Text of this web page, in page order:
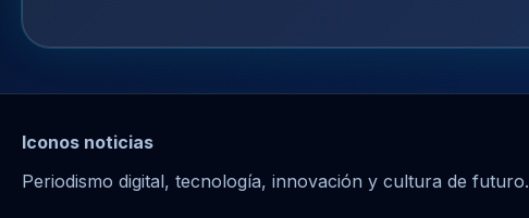
Iconos noticias
Periodismo digital, tecnología, innovación y cultura de futuro.